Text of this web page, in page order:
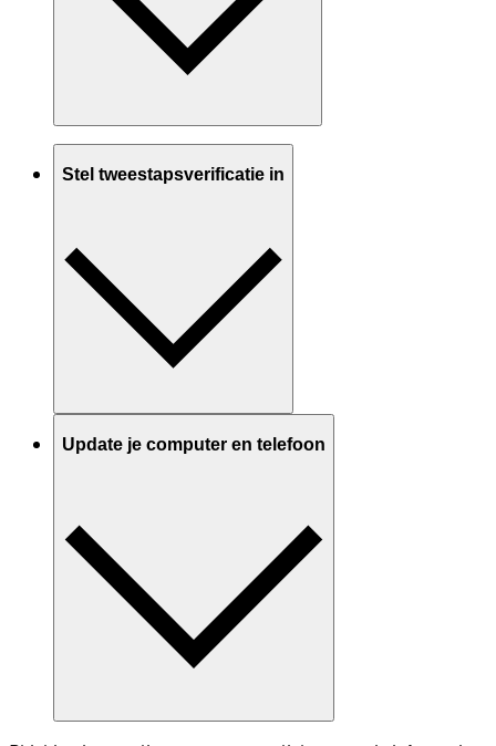
Stel tweestapsverificatie in
Update je computer en telefoon